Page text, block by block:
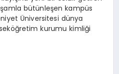
bütünleşen kampüs
Üniversitesi dünya
kurumu kimliği